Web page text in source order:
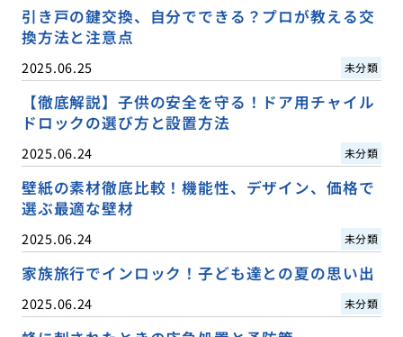
引き戸の鍵交換、自分でできる？プロが教える交
換方法と注意点
2025.06.25 未分類
【徹底解説】子供の安全を守る！ドア用チャイル
ドロックの選び方と設置方法
2025.06.24 未分類
壁紙の素材徹底比較！機能性、デザイン、価格で
選ぶ最適な壁材
2025.06.24 未分類
家族旅行でインロック！子ども達との夏の思い出
2025.06.24 未分類